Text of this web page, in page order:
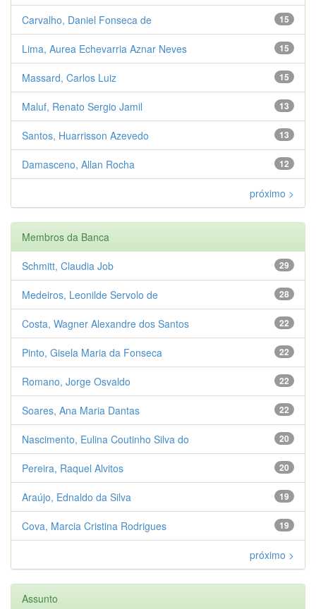
15
Carvalho, Daniel Fonseca de
15
Lima, Aurea Echevarria Aznar Neves
15
Massard, Carlos Luiz
13
Maluf, Renato Sergio Jamil
13
Santos, Huarrisson Azevedo
12
Damasceno, Allan Rocha
próximo >
Membros da Banca
29
Schmitt, Claudia Job
28
Medeiros, Leonilde Servolo de
22
Costa, Wagner Alexandre dos Santos
22
Pinto, Gisela Maria da Fonseca
22
Romano, Jorge Osvaldo
22
Soares, Ana Maria Dantas
20
Nascimento, Eulina Coutinho Silva do
20
Pereira, Raquel Alvitos
19
Araújo, Ednaldo da Silva
19
Cova, Marcia Cristina Rodrigues
próximo >
Assunto